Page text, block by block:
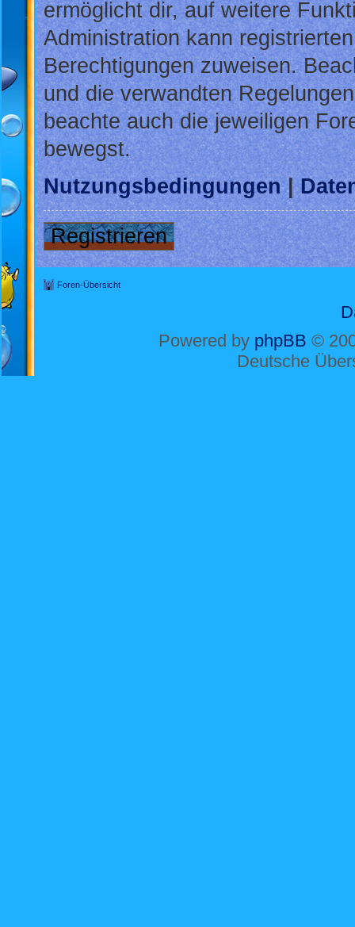
ermöglicht dir, auf weitere
Administration kann
Berechtigungen zuweisen.
und die verwandten
beachte auch die jeweiligen
bewegst.
Nutzungsbedingungen|
Registrieren
Foren-Übersicht
Powered by phpBB ©
Deutsche